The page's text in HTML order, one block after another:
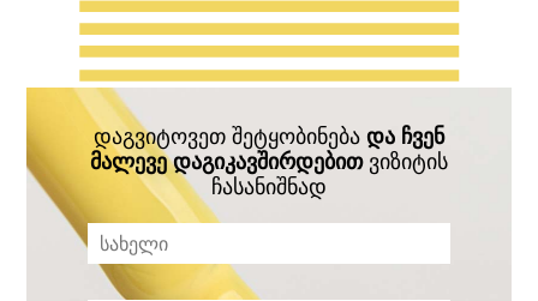
დაგვიტოვეთ შეტყობინებადა ჩვენ
მალევე დაგიკავშირდებითვიზიტის
ჩასანიშნად